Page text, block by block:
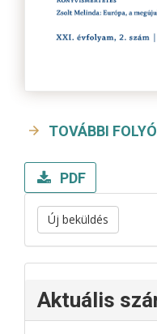
TOVÁBBI
PDF
Új beküldés
Aktuális